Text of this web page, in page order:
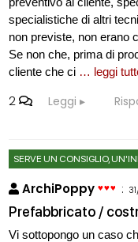
specialistiche di altri
non previste, non erano
Se non che, prima di
cliente che ci … leggi
2 Leggi
SERVE UN CONSIGLIO,
ArchiPoppy :
Prefabbricato /
Vi sottopongo un caso